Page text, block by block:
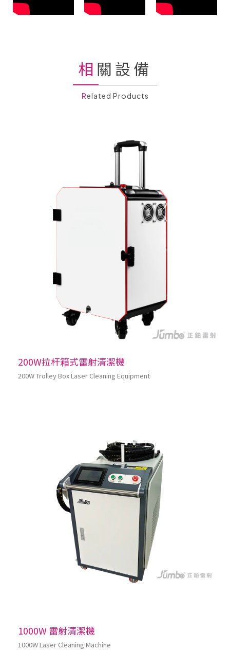
相關設備
Related Products
200W拉杆箱式雷射清潔機
200W Trolley Box Laser Cleaning Equipment
1000W 雷射清潔機
1000W Laser Cleaning Machine